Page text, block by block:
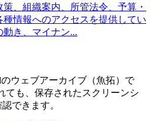
、組織案内、所管法令、予算・
情報へのアクセスを提供してい
動き、マイナン...
のウェブアーカイブ（魚拓）で
ても、保存されたスクリーンシ
できます。